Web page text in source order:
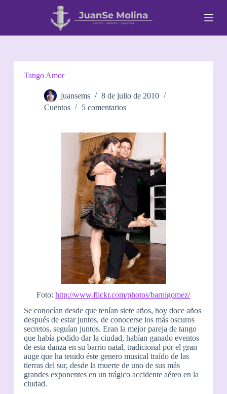
t
Tango Amor
juansems
8 de julio de 2010
Cuentos
5 comentarios
Foto:http://www.flickr.com/photos/barnigomez/
Se conocían desde que tenían siete años, hoy doce años
después de estar juntos, de conocerse los más oscuros
secretos, seguían juntos. Eran la mejor pareja de tango
que había podido dar la ciudad, habían ganado eventos
de esta danza en su barrio natal, tradicional por el gran
auge que ha tenido éste genero musical traído de las
tierras del sur, desde la muerte de uno de sus más
grandes exponentes en un trágico accidente aéreo en la
ciudad.